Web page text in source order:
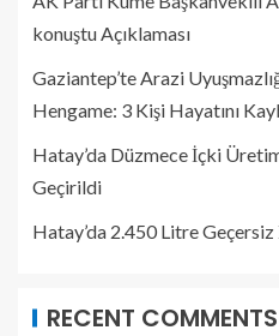
konuştu Açıklaması
Gaziantep’te Arazi
Hengame: 3 Kişi Hayatını
Hatay’da Düzmece İçki
Geçirildi
Hatay’da 2.450 Litre
RECENT COMMENTS